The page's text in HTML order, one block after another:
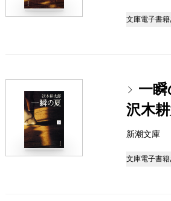
文庫電子書籍
一瞬
沢木
新潮文庫
文庫電子書籍